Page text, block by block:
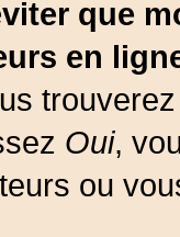
que
en
Oui,
ou